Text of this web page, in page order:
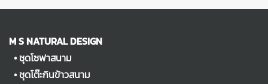
M S NATURAL DESIGN
•ชุดโซฟาสนาม
•ชุดโต๊ะกินข้าวสนาม